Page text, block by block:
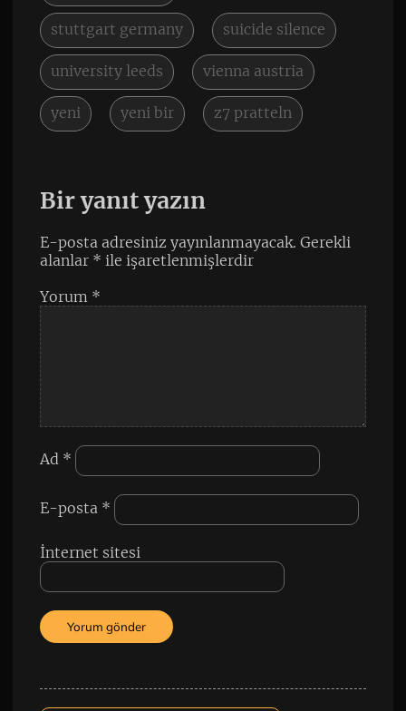
stuttgart germany suicide silence
university leeds vienna austria
yeni yeni bir z7 pratteln
Bir yanıt yazın
E-posta adresiniz yayınlanmayacak. Gerekli
alanlar * ile işaretlenmişlerdir
Yorum *
Ad *
E-posta *
İnternet sitesi